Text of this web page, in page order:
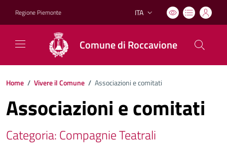
Regione Piemonte Lingua attiva:
ITA
Comune di Roccavione
Home / Vivere il Comune / Associazioni e comitati
Associazioni e comitati
Categoria: Compagnie Teatrali